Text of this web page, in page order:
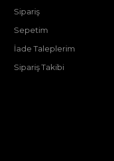
Sipariş
Sepetim
İade Taleplerim
Sipariş Takibi